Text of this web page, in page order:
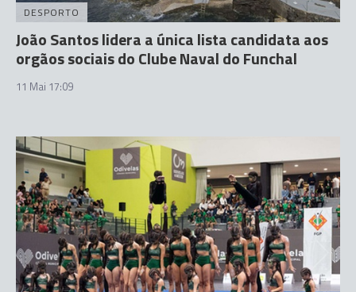
DESPORTO
João Santos lidera a única lista candidata aos
orgãos sociais do Clube Naval do Funchal
11 Mai 17:09